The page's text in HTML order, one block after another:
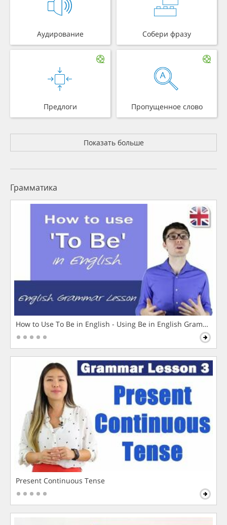
Аудирование Собери фразу
Предлоги Пропущенное слово
Показать больше
Грамматика
How to Use To Be in English - Using Be in English Grammar
Present Continuous Tense